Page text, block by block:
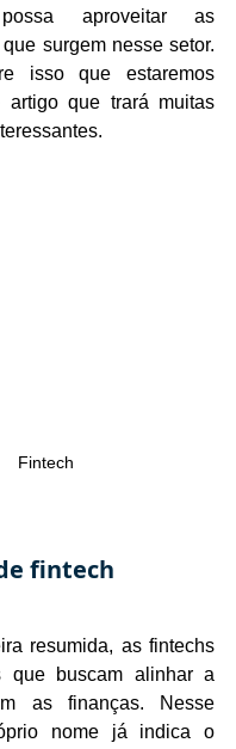
aproveitar as
surgem nesse setor.
isso que estaremos
artigo que trará muitas
Fintech
fintech
resumida, as fintechs
que buscam alinhar a
as finanças. Nesse
nome já indica o